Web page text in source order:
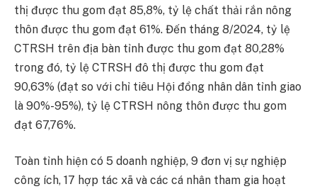
thị được thu gom đạt 85,8%, tỷ lệ chất thải rắn nông
thôn được thu gom đạt 61%. Đến tháng 8/2024, tỷ lệ
CTRSH trên địa bàn tỉnh được thu gom đạt 80,28%
trong đó, tỷ lệ CTRSH đô thị được thu gom đạt
90,63% (đạt so với chỉ tiêu Hội đồng nhân dân tỉnh giao
là 90%-95%), tỷ lệ CTRSH nông thôn được thu gom
đạt 67,76%.
Toàn tỉnh hiện có 5 doanh nghiệp, 9 đơn vị sự nghiệp
công ích, 17 hợp tác xã và các cá nhân tham gia hoạt